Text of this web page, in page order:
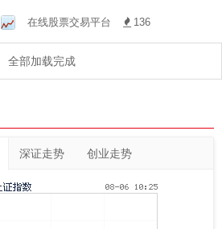
塑未来生活新篇章
在线股票交易平台 136
全部加载完成
深证走势 创业走势